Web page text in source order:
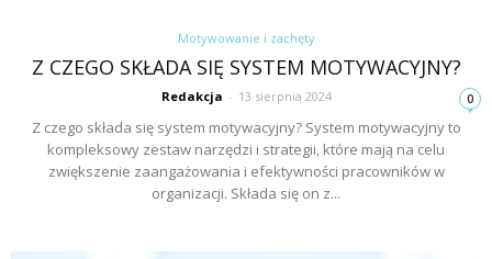
Motywowanie i zachęty
Z CZEGO SKŁADA SIĘ SYSTEM MOTYWACYJNY?
Redakcja - 13 sierpnia 2024 0
Z czego składa się system motywacyjny? System motywacyjny to
kompleksowy zestaw narzędzi i strategii, które mają na celu
zwiększenie zaangażowania i efektywności pracowników w
organizacji. Składa się on z...